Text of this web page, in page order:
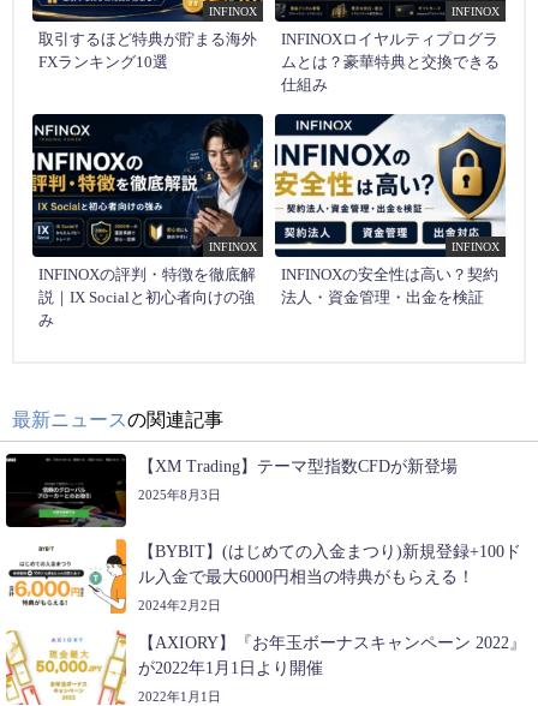
INFINOX
取引するほど特典が貯まる海外
FXランキング10選
INFINOX
INFINOXロイヤルティプログラ
ムとは？豪華特典と交換できる
仕組み
INFINOX
INFINOXの評判・特徴を徹底解
説｜IX Socialと初心者向けの強
み
INFINOX
INFINOXの安全性は高い？契約
法人・資金管理・出金を検証
最新ニュースの関連記事
【XM Trading】テーマ型指数CFDが新登場
2025年8月3日
【BYBIT】(はじめての入金まつり)新規登録+100ド
ル入金で最大6000円相当の特典がもらえる！
2024年2月2日
【AXIORY】『お年玉ボーナスキャンペーン 2022』
が2022年1月1日より開催
2022年1月1日